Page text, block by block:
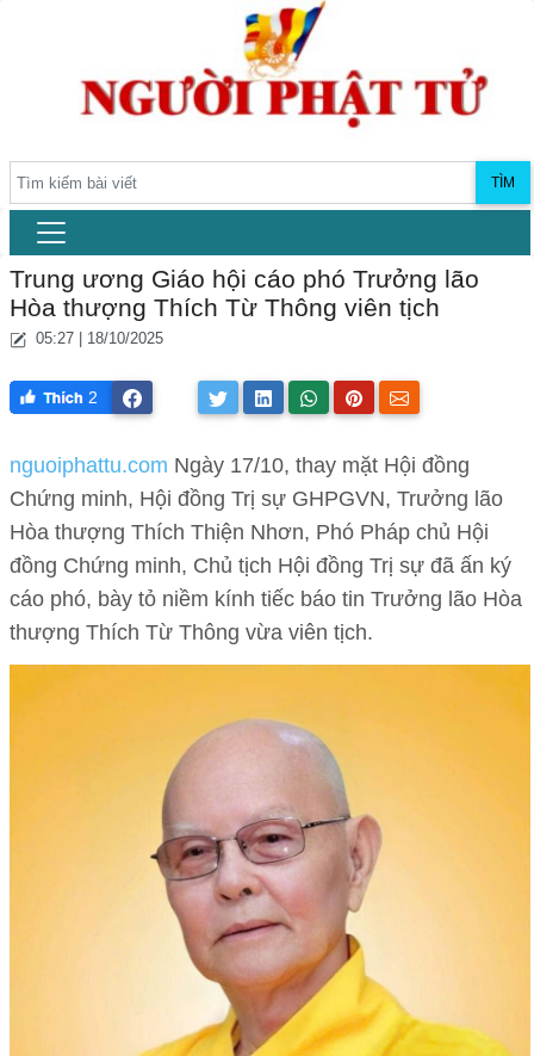
TÌM
Trung ương Giáo hội cáo phó Trưởng lão
Hòa thượng Thích Từ Thông viên tịch
05:27 | 18/10/2025
2
nguoiphattu.com Ngày 17/10, thay mặt Hội đồng
Chứng minh, Hội đồng Trị sự GHPGVN, Trưởng lão
Hòa thượng Thích Thiện Nhơn, Phó Pháp chủ Hội
đồng Chứng minh, Chủ tịch Hội đồng Trị sự đã ấn ký
cáo phó, bày tỏ niềm kính tiếc báo tin Trưởng lão Hòa
thượng Thích Từ Thông vừa viên tịch.